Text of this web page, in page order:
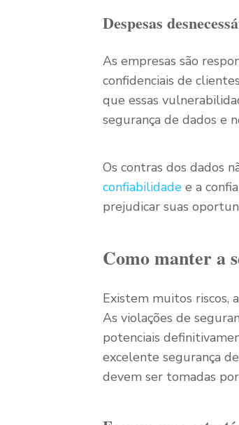
Despesas
As empresas são
confidenciais de
que essas
segurança de dados e
Os contras dos dados
confiabilidade e a
prejudicar suas
Como manter a
Existem muitos riscos,
As violações de
potenciais
excelente segurança
devem ser tomadas